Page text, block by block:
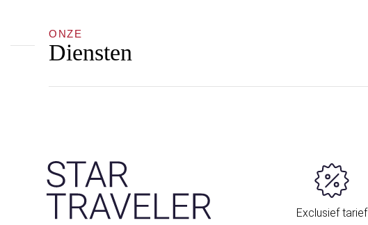
ONZE
Diensten
Exclusief tarief